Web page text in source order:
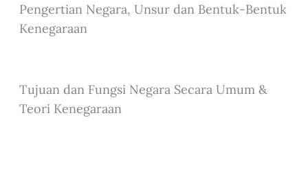
Pengertian Negara, Unsur dan Bentuk-Bentuk
Kenegaraan
Tujuan dan Fungsi Negara Secara Umum &
Teori Kenegaraan